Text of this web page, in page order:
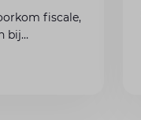
fiscale,
bij